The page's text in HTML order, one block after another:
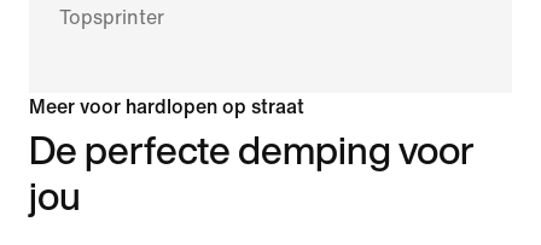
Topsprinter
Meer voor hardlopen op straat
De perfecte demping voor
jou